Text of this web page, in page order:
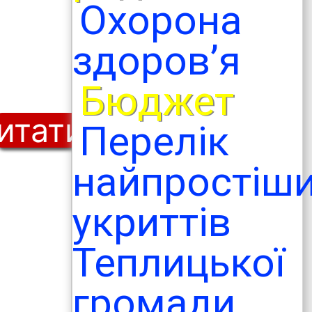
Охорона
здоров’я
Бюджет
Перелік
укриттів
Теплицької